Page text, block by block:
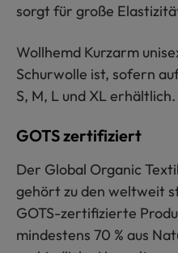
sorgt für große
Wollhemd Kurzarm
Schurwolle ist, sofern
S, M, L und XL erhältlich.
GOTS zertifiziert
Der Global Organic
gehört zu den weltweit
GOTS-zertifizierte
mindestens 70 % aus